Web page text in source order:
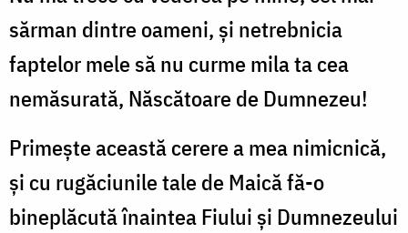
sărman dintre oameni, și netrebnicia
faptelor mele să nu curme mila ta cea
nemăsurată, Născătoare de Dumnezeu!
Primește această cerere a mea nimicnică,
și cu rugăciunile tale de Maică fă-o
bineplăcută înaintea Fiului și Dumnezeului